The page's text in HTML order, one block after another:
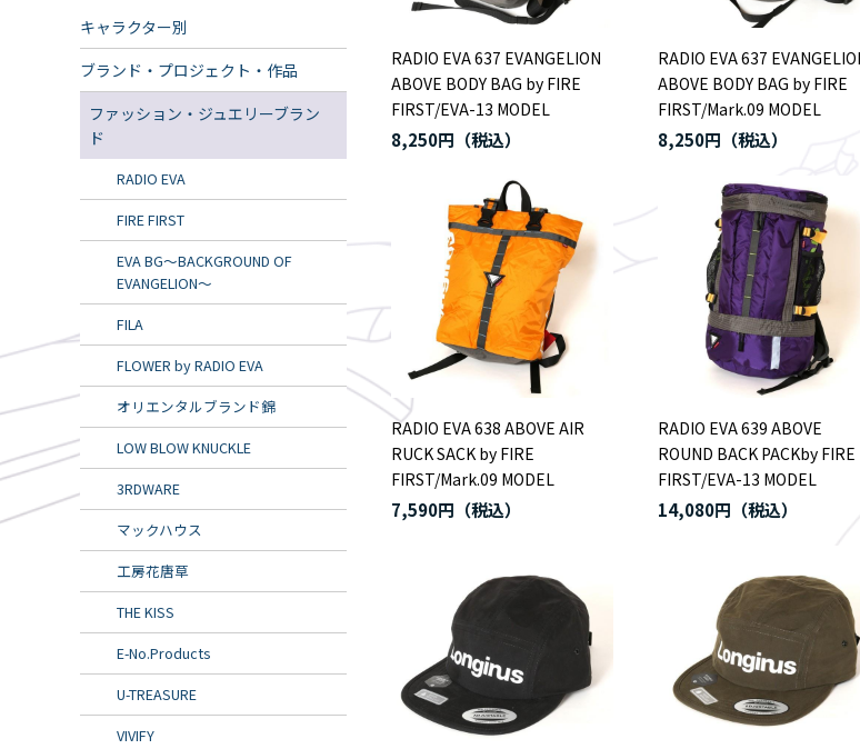
キャラクター別
ブランド・プロジェクト・作品
ファッション・ジュエリーブラン
ド
RADIO EVA
FIRE FIRST
EVA BG～BACKGROUND OF
EVANGELION～
FILA
FLOWER by RADIO EVA
オリエンタルブランド錦
LOW BLOW KNUCKLE
3RDWARE
マックハウス
工房花唐草
THE KISS
E-No.Products
U-TREASURE
VIVIFY
RADIO EVA 637 EVANGELION
ABOVE BODY BAG by FIRE
FIRST/EVA-13 MODEL
8,250円
RADIO EVA 637
ABOVE BODY BAG by FIRE
FIRST/Mark.09 MODEL
8,250円
RADIO EVA 638 ABOVE AIR
RUCK SACK by FIRE
FIRST/Mark.09 MODEL
7,590円
RADIO EVA 639 ABOVE
ROUND BACK PACKby FIRE
FIRST/EVA-13 MODEL
14,080円